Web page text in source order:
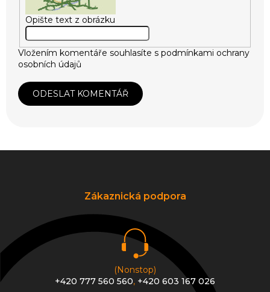
Opište text z obrázku
Vložením komentáře souhlasíte s podmínkami ochrany
osobních údajů
ODESLAT KOMENTÁŘ
Zákaznická podpora
(Nonstop)
+420 777 560 560, +420 603 167 026